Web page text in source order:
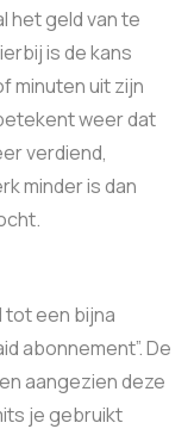
het geld van te
is de kans
minuten uit zijn
weer dat
verdiend,
minder is dan
tot een bijna
abonnement”. De
aangezien deze
je gebruikt